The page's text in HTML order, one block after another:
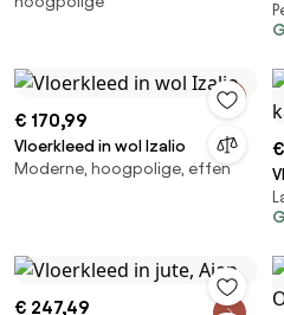
€ 170,99
Vloerkleed in wol Izalio
Moderne, hoogpolige, effen
€ 247,49